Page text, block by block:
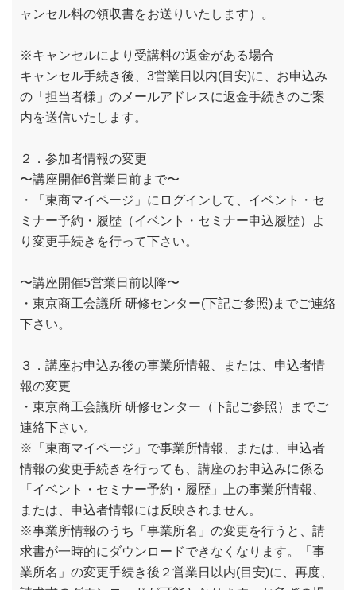
ャンセル料の領収書をお送りいたします）。
※キャンセルにより受講料の返金がある場合
キャンセル手続き後、3営業日以内(目安)に、お申込み
の「担当者様」のメールアドレスに返金手続きのご案
内を送信いたします。
２．参加者情報の変更
〜講座開催6営業日前まで〜
・「東商マイページ」にログインして、イベント・セ
ミナー予約・履歴（イベント・セミナー申込履歴）よ
り変更手続きを行って下さい。
〜講座開催5営業日前以降〜
・東京商工会議所 研修センター(下記ご参照)までご連絡
下さい。
３．講座お申込み後の事業所情報、または、申込者情
報の変更
・東京商工会議所 研修センター（下記ご参照）までご
連絡下さい。
※「東商マイページ」で事業所情報、または、申込者
情報の変更手続きを行っても、講座のお申込みに係る
「イベント・セミナー予約・履歴」上の事業所情報、
または、申込者情報には反映されません。
※事業所情報のうち「事業所名」の変更を行うと、請
求書が一時的にダウンロードできなくなります。「事
業所名」の変更手続き後２営業日以内(目安)に、再度、